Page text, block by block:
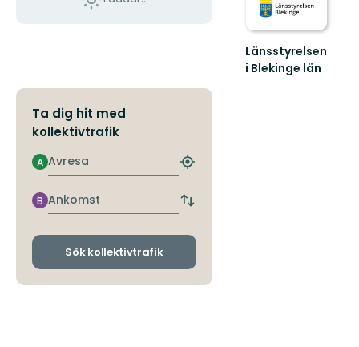
Ta dig hit med
kollektivtrafik
Avresa
A
Hitta
hållplats
Ankomst
B
Byt
och
Sök kollektivtrafik
Länsstyrelsen
i Blekinge län